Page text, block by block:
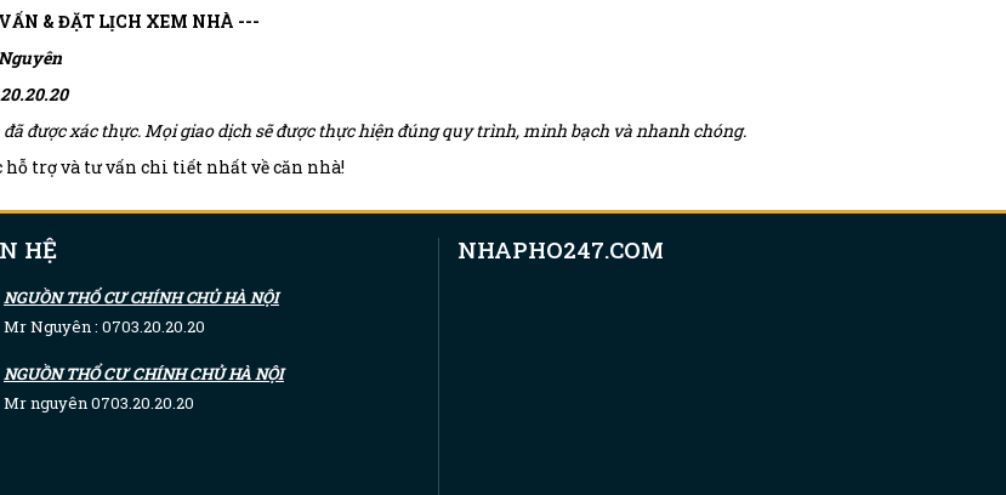
& ĐẶT LỊCH XEM NHÀ ---
được xác thực. Mọi giao dịch sẽ được thực hiện đúng quy trình, minh bạch và nhanh chóng.
hỗ trợ và tư vấn chi tiết nhất về căn nhà!
HỆ
NGUỒN THỔ CƯ CHÍNH CHỦ HÀ NỘI
Mr Nguyên : 0703.20.20.20
NGUỒN THỔ CƯ CHÍNH CHỦ HÀ NỘI
Mr nguyên 0703.20.20.20
NHAPHO247.COM